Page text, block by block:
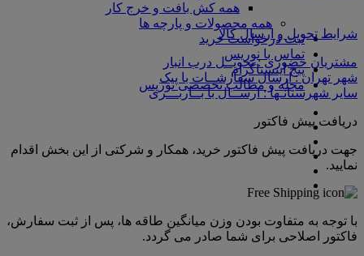
همه کش بافت و خرج کار
همه محصولات و پارچه ها
ثبت درخواست خرید
تماس با نوریس
پیج اینستاگرام
مجله و مطالب تخصصی نوریس
شرایط تحویل و ارسال کالا
مشتریان حضوری : تحویــل درب انبار
شهر تهران : ارسال سفارشــات با پیک
سایر شهرستانـها : ارســال با بــاربـــری
دریافت پیش فاکتور
جهت دریافت پیش فاکتور خرید، همکار و شرکتی از این بخش اقدام
نمایید.
با توجه به متفاوت بودن وزن میانگین طاقه ها، پس از ثبت سفارش،
فاکتور اصلاحی برای شما صادر می گردد.